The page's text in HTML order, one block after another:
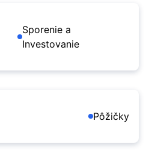
Sporenie a
Investovanie
Pôžičky